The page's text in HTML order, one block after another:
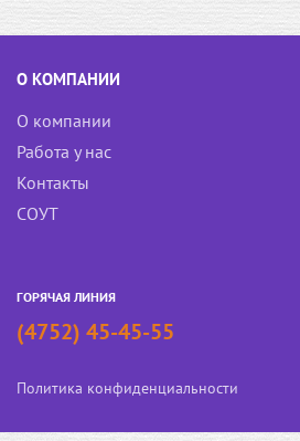
О КОМПАНИИ
О компании
Работа у нас
Контакты
СОУТ
ГОРЯЧАЯ ЛИНИЯ
(4752) 45-45-55
Политика конфиденциальности